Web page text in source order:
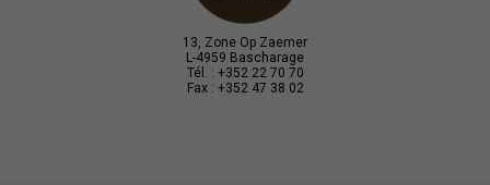
13, Zone Op Zaemer
L-4959 Bascharage
Tél. : +352 22 70 70
Fax : +352 47 38 02